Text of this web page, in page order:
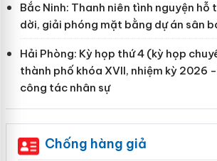
Bắc Ninh: Thanh niên tình nguyện hỗ
dời, giải phóng mặt bằng dự án sân
Hải Phòng: Kỳ họp thứ 4 (kỳ họp
thành phố khóa XVII, nhiệm kỳ 2026
công tác nhân sự
Chống hàng giả